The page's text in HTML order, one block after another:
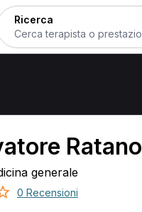
Ricerca
Capo
Ratano
generale
0 Recensioni